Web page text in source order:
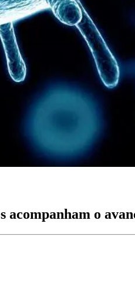
acompanham o